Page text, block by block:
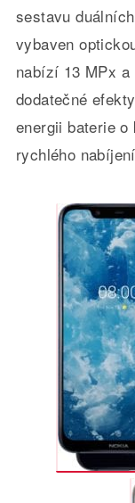
sestavu
vybaven
nabízí 13 MPx
dodatečné
energii baterie o
rychlého